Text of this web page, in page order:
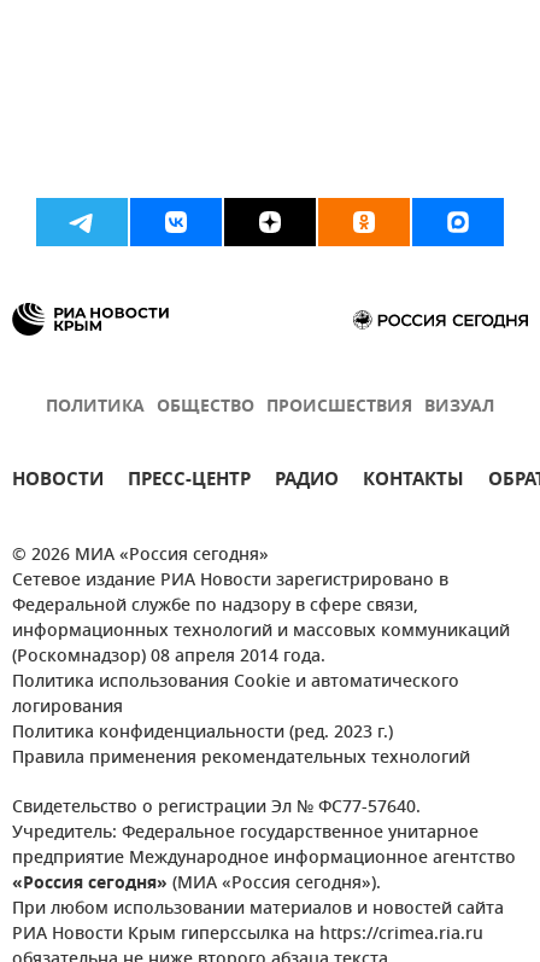
ПОЛИТИКА ОБЩЕСТВО ПРОИСШЕСТВИЯ ВИЗУАЛ
НОВОСТИ ПРЕСС-ЦЕНТР РАДИО КОНТАКТЫ
© 2026 МИА «Россия сегодня»
Сетевое издание РИА Новости зарегистрировано в
Федеральной службе по надзору в сфере связи,
информационных технологий и массовых коммуникаций
(Роскомнадзор) 08 апреля 2014 года.
Политика использования Cookie и автоматического
логирования
Политика конфиденциальности (ред. 2023 г.)
Правила применения рекомендательных технологий
Свидетельство о регистрации Эл № ФС77-57640.
Учредитель: Федеральное государственное унитарное
предприятие Международное информационное агентство
«Россия сегодня» (МИА «Россия сегодня»).
При любом использовании материалов и новостей сайта
РИА Новости Крым гиперссылка на https://crimea.ria.ru